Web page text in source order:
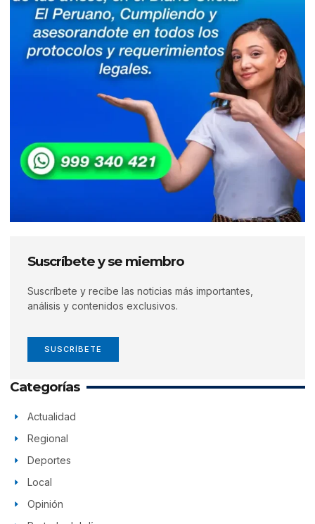
Suscríbete y se miembro
Suscríbete y recibe las noticias más importantes,
análisis y contenidos exclusivos.
SUSCRÍBETE
Categorías
Actualidad
Regional
Deportes
Local
Opinión